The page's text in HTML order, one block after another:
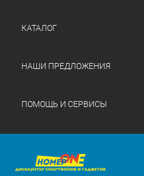
КАТАЛОГ
НАШИ ПРЕДЛОЖЕНИЯ
ПОМОЩЬ И СЕРВИСЫ